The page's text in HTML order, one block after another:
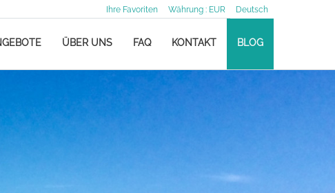
Deutsch
Währung : EUR
Ihre Favoriten
ÜBER UNS FAQ KONTAKT BLOG